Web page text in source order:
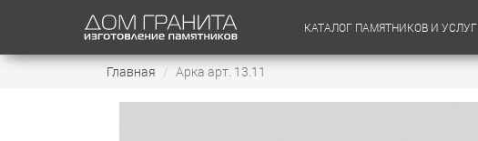
КАТАЛОГ ПАМЯТНИКОВ И УСЛУГ
Главная Арка арт. 13.11